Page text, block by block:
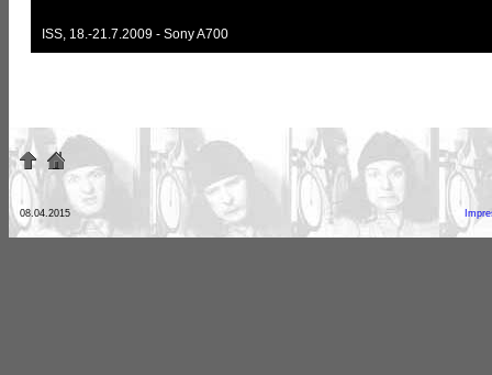
ISS, 18.-21.7.2009 - Sony A700
08.04.2015